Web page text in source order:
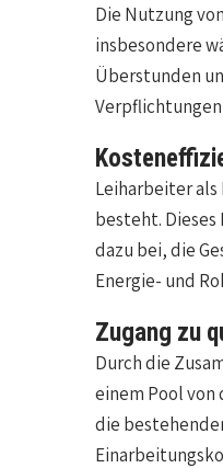
Die Nutzung
insbesondere
Überstunden
Leiharbeiter
besteht.
dazu bei, die
Energie- und
Zugang zu
Durch die
einem Pool
die